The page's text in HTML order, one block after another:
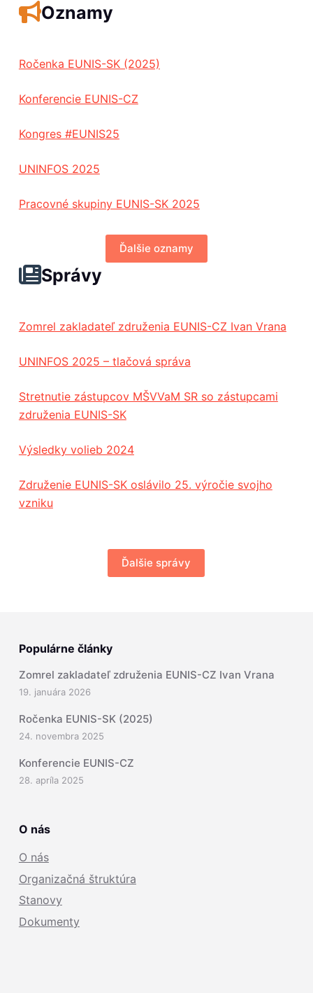
Oznamy
Ročenka EUNIS-SK (2025)
Konferencie EUNIS-CZ
Kongres #EUNIS25
UNINFOS 2025
Pracovné skupiny EUNIS-SK 2025
Ďalšie oznamy
Správy
Zomrel zakladateľ združenia EUNIS-CZ Ivan Vrana
UNINFOS 2025 – tlačová správa
Stretnutie zástupcov MŠVVaM SR so zástupcami
združenia EUNIS-SK
Výsledky volieb 2024
Združenie EUNIS-SK oslávilo 25. výročie svojho
vzniku
Ďalšie správy
Populárne články
Zomrel zakladateľ združenia EUNIS-CZ Ivan Vrana
19. januára 2026
Ročenka EUNIS-SK (2025)
24. novembra 2025
Konferencie EUNIS-CZ
28. apríla 2025
O nás
O nás
Organizačná štruktúra
Stanovy
Dokumenty